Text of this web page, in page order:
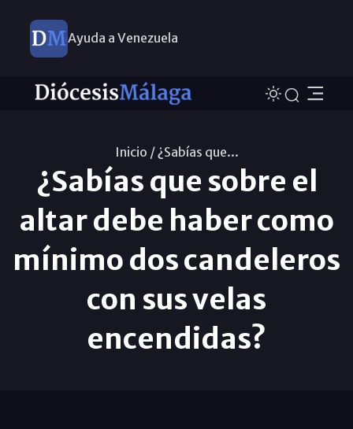
Ayuda a Venezuela
Inicio /¿Sabías que...
¿Sabías que sobre el
altar debe haber como
mínimo dos candeleros
con sus velas
encendidas?